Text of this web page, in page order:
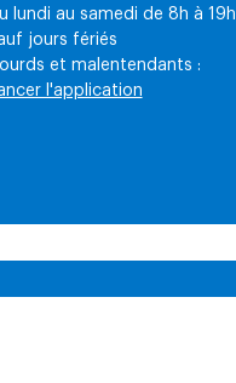
lundi au samedi de 8h à 19h
jours fériés
et malentendants :
l'application